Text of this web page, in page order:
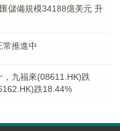
儲備規模34188億美元 升
常推進中
，九福來(08611.HK)跌
跌18.44%